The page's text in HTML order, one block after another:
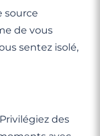
source
de vous
sentez isolé,
des